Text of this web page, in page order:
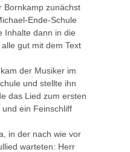
Bornkamp zunächst
Ende-Schule
Inhalte dann in die
gut mit dem Text
der Musiker im
und stellte ihn
das Lied zum ersten
ein Feinschliff
in der nach wie vor
warteten: Herr